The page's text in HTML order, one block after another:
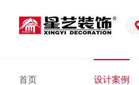
首页 设计案例